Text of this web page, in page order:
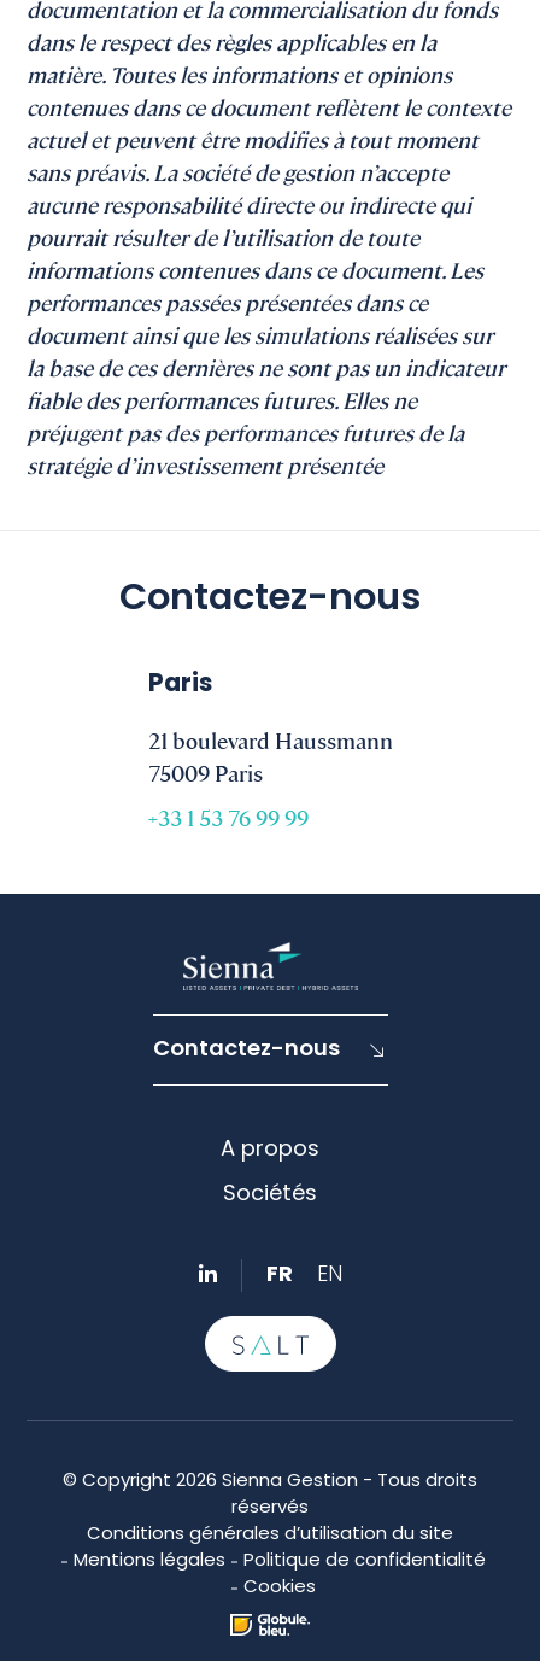
documentation et la commercialisation du fonds
dans le respect des règles applicables en la
matière. Toutes les informations et opinions
contenues dans ce document reflètent le contexte
actuel et peuvent être modifies à tout moment
sans préavis. La société de gestion n’accepte
aucune responsabilité directe ou indirecte qui
pourrait résulter de l’utilisation de toute
informations contenues dans ce document. Les
performances passées présentées dans ce
document ainsi que les simulations réalisées sur
la base de ces dernières ne sont pas un indicateur
fiable des performances futures. Elles ne
préjugent pas des performances futures de la
stratégie d’investissement présentée
Contactez-nous
Paris
21 boulevard Haussmann
75009 Paris
+33 1 53 76 99 99
Contactez-nous
A propos
Sociétés
FR EN
© Copyright 2026 Sienna Gestion - Tous droits
réservés
Conditions générales d’utilisation du site
Mentions légales
Politique de confidentialité
Cookies